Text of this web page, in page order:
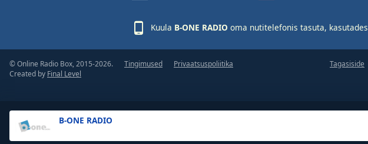
of
dialog
window.
cancel
B-ONE RADIO
Kuula B-ONE RADIO oma nutitelefonis tasuta, kasutades
© Online Radio Box, 2015-2026.
Created by Final Level
Tingimused Privaatsuspoliitika Tagasiside